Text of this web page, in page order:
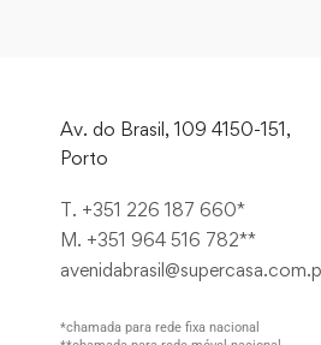
Av. do Brasil, 109 4150-151,
Porto
T. +351 226 187 660*
M. +351 964 516 782**
*chamada para rede fixa nacional